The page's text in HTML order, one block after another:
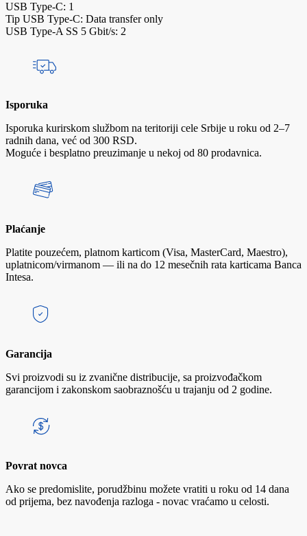
USB Type-C: 1
Tip USB Type-C: Data transfer only
USB Type-A SS 5 Gbit/s: 2
Isporuka
Isporuka kurirskom službom na teritoriji cele Srbije u roku od 2–7
radnih dana, već od 300 RSD.
Moguće i besplatno preuzimanje u nekoj od 80 prodavnica.
Plaćanje
Platite pouzećem, platnom karticom (Visa, MasterCard, Maestro),
uplatnicom/virmanom — ili na do 12 mesečnih rata karticama Banca
Intesa.
Garancija
Svi proizvodi su iz zvanične distribucije, sa proizvođačkom
garancijom i zakonskom saobraznošću u trajanju od 2 godine.
Povrat novca
Ako se predomislite, porudžbinu možete vratiti u roku od 14 dana
od prijema, bez navođenja razloga - novac vraćamo u celosti.